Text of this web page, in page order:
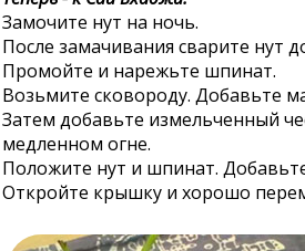
Замочите нут на ночь.
После замачивания сварите нут
Промойте и нарежьте шпинат.
Возьмите сковороду. Добавьте
Затем добавьте измельченный
медленном огне.
Положите нут и шпинат.
Откройте крышку и хорошо